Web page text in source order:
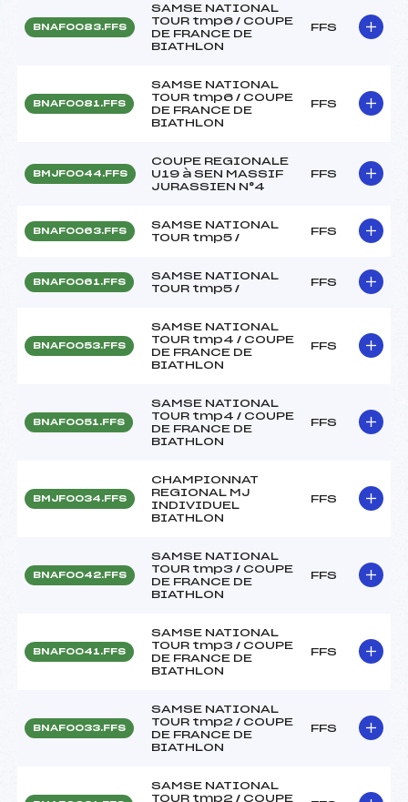
BNAF0083.FFS
SAMSE NATIONAL
TOUR tmp6 / COUPE
DE FRANCE DE
BIATHLON
FFS
BNAF0081.FFS
SAMSE NATIONAL
TOUR tmp6 / COUPE
DE FRANCE DE
BIATHLON
FFS
BMJF0044.FFS
COUPE REGIONALE
U19 à SEN MASSIF
JURASSIEN N°4
FFS
BNAF0063.FFS
SAMSE NATIONAL
TOUR tmp5 /
FFS
BNAF0061.FFS
SAMSE NATIONAL
TOUR tmp5 /
FFS
BNAF0053.FFS
SAMSE NATIONAL
TOUR tmp4 / COUPE
DE FRANCE DE
BIATHLON
FFS
BNAF0051.FFS
SAMSE NATIONAL
TOUR tmp4 / COUPE
DE FRANCE DE
BIATHLON
FFS
BMJF0034.FFS
CHAMPIONNAT
REGIONAL MJ
INDIVIDUEL
BIATHLON
FFS
BNAF0042.FFS
SAMSE NATIONAL
TOUR tmp3 / COUPE
DE FRANCE DE
BIATHLON
FFS
BNAF0041.FFS
SAMSE NATIONAL
TOUR tmp3 / COUPE
DE FRANCE DE
BIATHLON
FFS
BNAF0033.FFS
SAMSE NATIONAL
TOUR tmp2 / COUPE
DE FRANCE DE
BIATHLON
FFS
SAMSE NATIONAL
TOUR tmp2 / COUPE